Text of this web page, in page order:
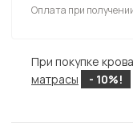
Оплата при
При покупке
матрасы
- 10%!